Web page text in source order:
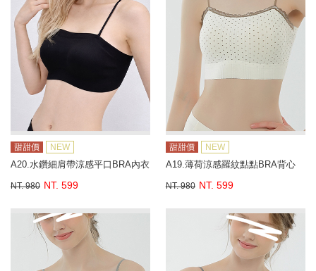
甜甜價 NEW
A20.水鑽細肩帶涼感平口BRA內衣
NT. 980 NT. 599
甜甜價 NEW
A19.薄荷涼感羅紋點點BRA背心
NT. 980 NT. 599